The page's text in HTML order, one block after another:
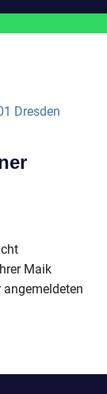
Maik
angemeldeten